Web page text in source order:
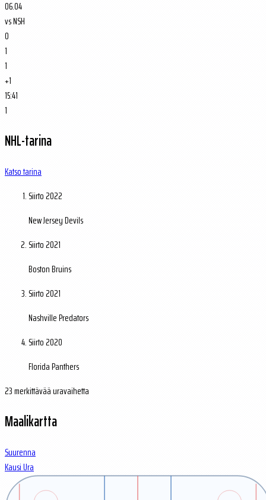
06.04
vsNSH
0
1
1
+1
15:41
1
NHL-tarina
Katso tarina
Siirto2022
New Jersey Devils
Siirto2021
Boston Bruins
Siirto2021
Nashville Predators
Siirto2020
Florida Panthers
23 merkittävää uravaihetta
Maalikartta
Suurenna
KausiUra